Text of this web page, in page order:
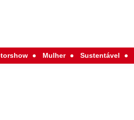
Mulher Sustentável